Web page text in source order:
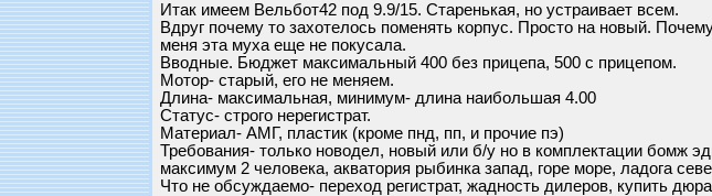
Итак имеем Вельбот42 под 9.9/15. Старенькая, но устраивает всем.
Вдруг почему то захотелось поменять корпус. Просто на новый.
меня эта муха еще не покусала.
Вводные. Бюджет максимальный 400 без прицепа, 500 с прицепом.
Мотор- старый, его не меняем.
Длина- максимальная, минимум- длина наибольшая 4.00
Статус- строго нерегистрат.
Материал- АМГ, пластик (кроме пнд, пп, и прочие пэ)
Требования- только новодел, новый или б/у но в комплектации бомж
максимум 2 человека, акватория рыбинка запад, горе море, ладога
Что не обсуждаемо- переход регистрат, жадность дилеров, купить